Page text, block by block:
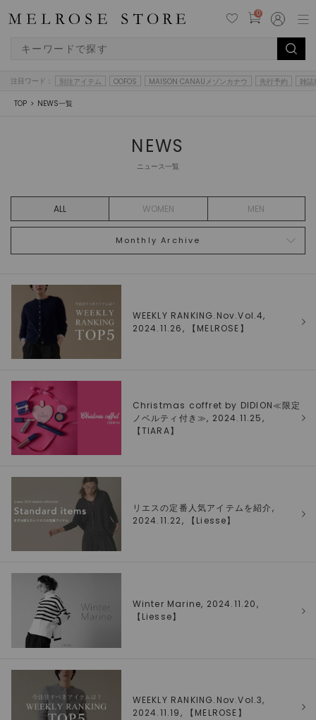
0
注目ワード： 別注アイテム OOFOS MAISON CANAUメゾンカナウ 先行予約 雑誌
TOP NEWS一覧
NEWS
ニュース一覧
ALL WOMEN MEN
Monthly Archive
WEEKLY RANKING.Nov.Vol.4,
2024.11.26, 【MELROSE】
Christmas coffret by DIDION≪限定
ノベルティ付き≫, 2024.11.25,
【TIARA】
リエスの定番人気アイテムを紹介,
2024.11.22, 【Liesse】
Winter Marine, 2024.11.20,
【Liesse】
WEEKLY RANKING.Nov.Vol.3,
2024.11.19, 【MELROSE】